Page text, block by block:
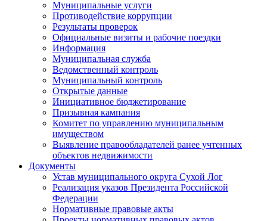
Муниципальные услуги
Противодействие коррупции
Результаты проверок
Официальные визиты и рабочие поездки
Информация
Муниципальная служба
Ведомственный контроль
Муниципальный контроль
Открытые данные
Инициативное бюджетирование
Призывная кампания
Комитет по управлению муниципальным
имуществом
Выявление правообладателей ранее учтенных
объектов недвижимости
Документы
Устав муниципального округа Сухой Лог
Реализация указов Президента Российской
Федерации
Нормативные правовые акты